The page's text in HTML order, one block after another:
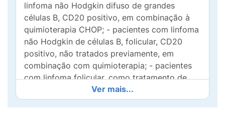
linfoma não Hodgkin difuso de grandes
células B, CD20 positivo, em combinação à
quimioterapia CHOP; - pacientes com linfoma
não Hodgkin de células B, folicular, CD20
positivo, não tratados previamente, em
combinação com quimioterapia; - pacientes
com linfoma folicular, como tratamento de
manutenção, após resposta à terapia de
indução. Artrite reumatoide MabThera em
Ver mais...